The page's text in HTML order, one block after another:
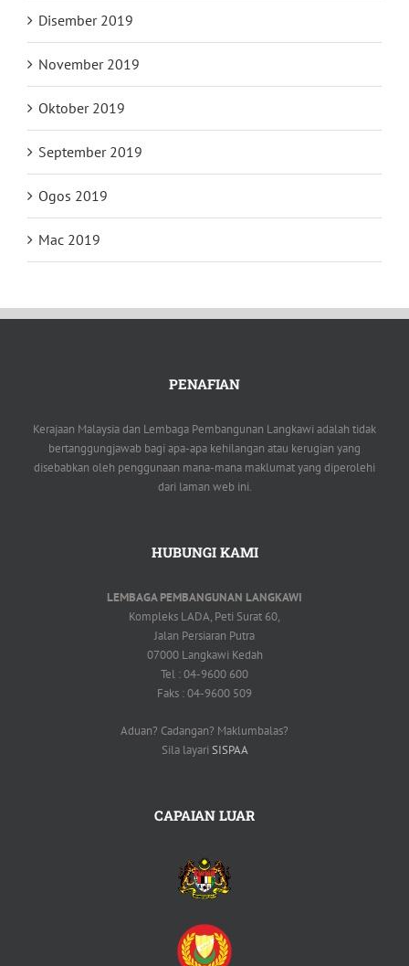
Disember 2019
November 2019
Oktober 2019
September 2019
Ogos 2019
Mac 2019
PENAFIAN
Kerajaan Malaysia dan Lembaga Pembangunan Langkawi adalah tidak
bertanggungjawab bagi apa-apa kehilangan atau kerugian yang
disebabkan oleh penggunaan mana-mana maklumat yang diperolehi
dari laman web ini.
HUBUNGI KAMI
LEMBAGA PEMBANGUNAN LANGKAWI
Kompleks LADA, Peti Surat 60,
Jalan Persiaran Putra
07000 Langkawi Kedah
Tel : 04-9600 600
Faks : 04-9600 509
Aduan? Cadangan? Maklumbalas?
Sila layari SISPAA
CAPAIAN LUAR